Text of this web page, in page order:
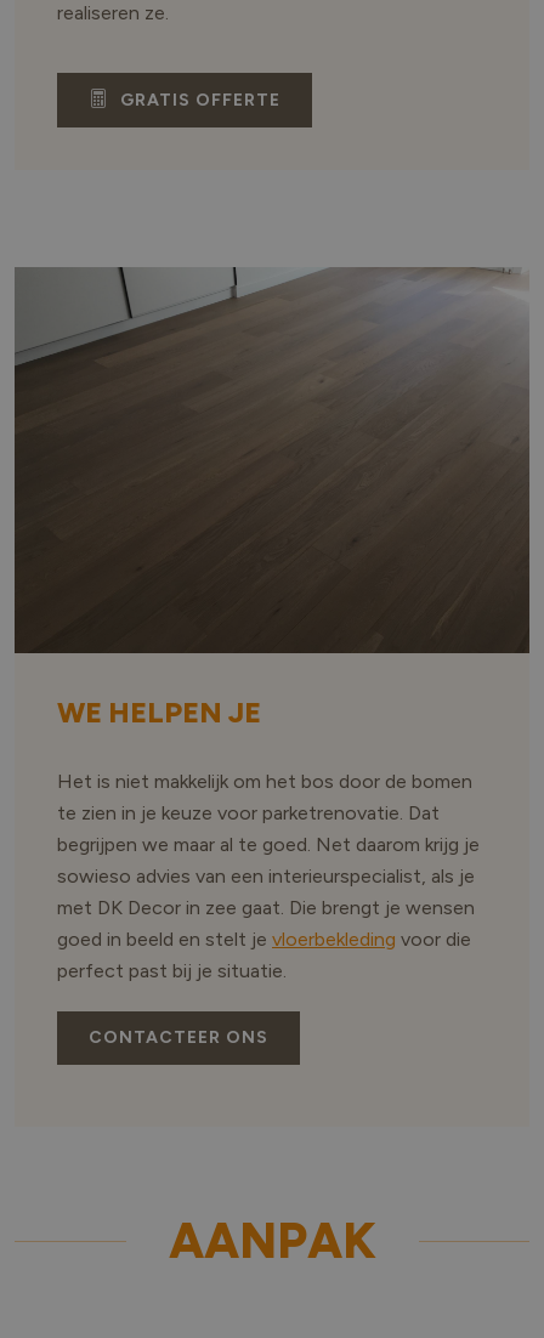
realiseren ze.
GRATIS OFFERTE
WE HELPEN JE
Het is niet makkelijk om het bos door de bomen
te zien in je keuze voor parketrenovatie. Dat
begrijpen we maar al te goed. Net daarom krijg je
sowieso advies van een interieurspecialist, als je
met DK Decor in zee gaat. Die brengt je wensen
goed in beeld en stelt je vloerbekleding voor die
perfect past bij je situatie.
CONTACTEER ONS
AANPAK